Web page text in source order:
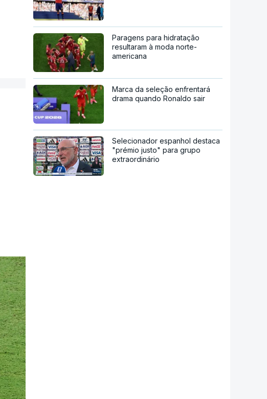
Paragens para hidratação
resultaram à moda norte-
americana
Marca da seleção enfrentará
drama quando Ronaldo sair
Selecionador espanhol destaca
"prémio justo" para grupo
extraordinário